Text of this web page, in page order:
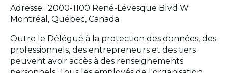
Adresse : 2000-1100 René-Lévesque Blvd W
Montréal, Québec, Canada
Outre le Délégué à la protection des données, des
professionnels, des entrepreneurs et des tiers
peuvent avoir accès à des renseignements